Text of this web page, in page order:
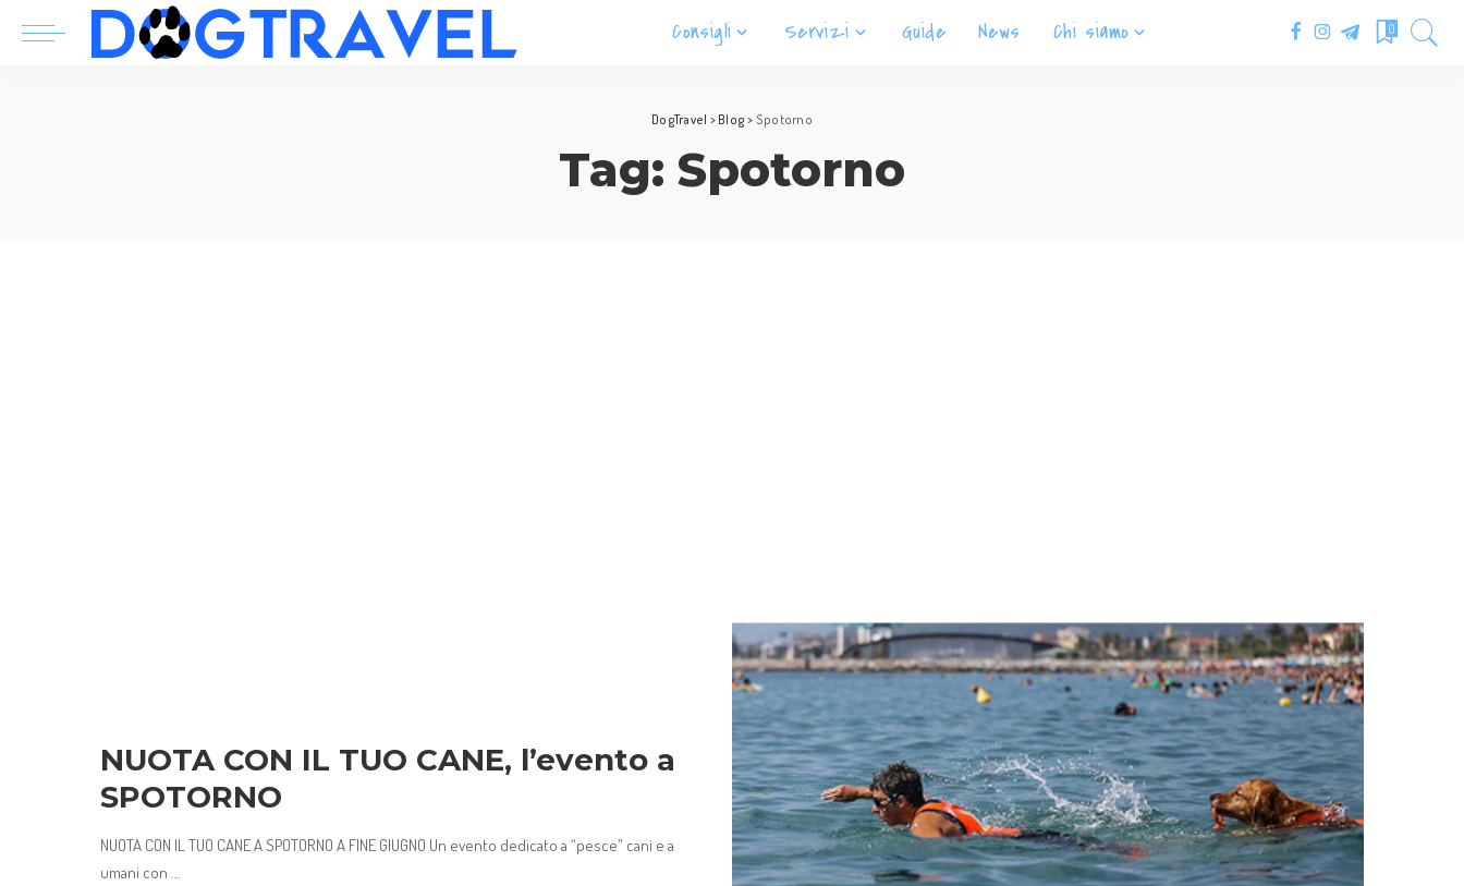
Consigli Servizi Guide News Chi siamo 0
DogTravel > Blog > Spotorno
Tag: Spotorno
NUOTA CON IL TUO CANE, l’evento a
SPOTORNO
NUOTA CON IL TUO CANE A SPOTORNO A FINE GIUGNO Un evento dedicato a “pesce” cani e a
umani con ...